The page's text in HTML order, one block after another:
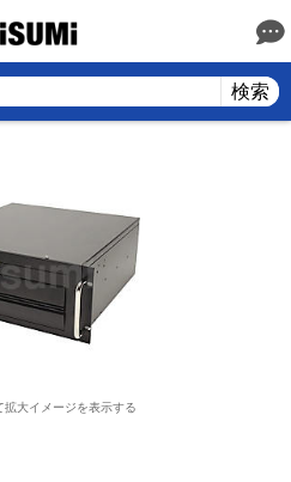
検索
拡大イメージを表示する